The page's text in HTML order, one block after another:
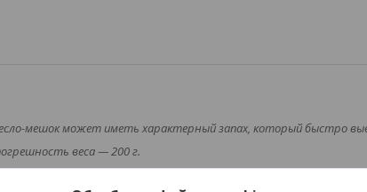
мешок может иметь характерный запах, который быстро
веса — 200 г.
модели, а не на название размера. У каждого